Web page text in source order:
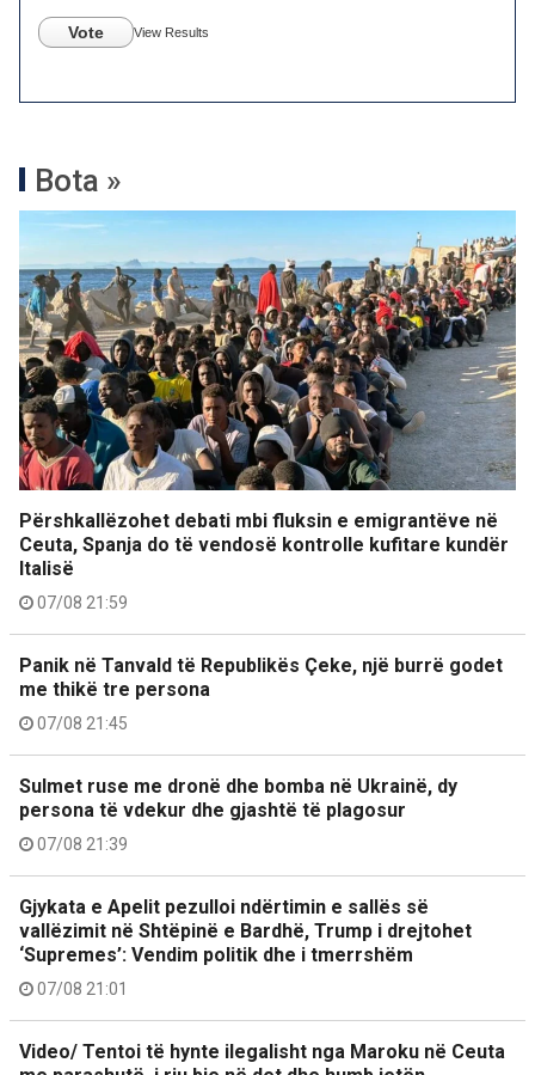
Vote View Results
Bota »
Përshkallëzohet debati mbi fluksin e emigrantëve në
Ceuta, Spanja do të vendosë kontrolle kufitare kundër
Italisë
07/08 21:59
Panik në Tanvald të Republikës Çeke, një burrë godet
me thikë tre persona
07/08 21:45
Sulmet ruse me dronë dhe bomba në Ukrainë, dy
persona të vdekur dhe gjashtë të plagosur
07/08 21:39
Gjykata e Apelit pezulloi ndërtimin e sallës së
vallëzimit në Shtëpinë e Bardhë, Trump i drejtohet
‘Supremes’: Vendim politik dhe i tmerrshëm
07/08 21:01
Video/ Tentoi të hynte ilegalisht nga Maroku në Ceuta